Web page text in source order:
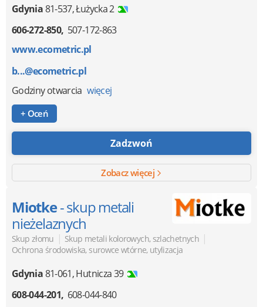
Gdynia81-537,Łużycka 2
606-272-850 507-172-863
www.ecometric.pl
b...@ecometric.pl
Godziny otwarcia więcej
+ Oceń
Zadzwoń
Zobacz więcej
Miotke- skup metali
nieżelaznych
Skup złomu | Skup metali kolorowych, szlachetnych |
Ochrona środowiska, surowce wtórne, utylizacja
Gdynia81-061,Hutnicza 39
608-044-201 608-044-840